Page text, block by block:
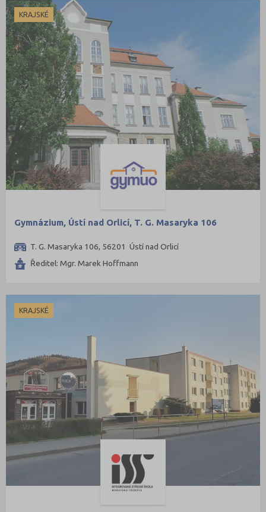
KRAJSKÉ
Gymnázium, Ústí nad Orlicí, T. G. Masaryka 106
T. G. Masaryka 106, 56201 Ústí nad Orlicí
Ředitel: Mgr. Marek Hoffmann
KRAJSKÉ